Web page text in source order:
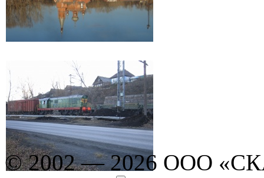
© 2002 — 2026 ООО